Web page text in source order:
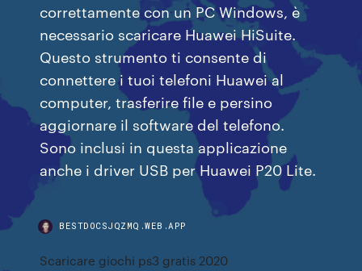
correttamente con un PC Windows, è
necessario scaricare Huawei HiSuite.
Questo strumento ti consente di
connettere i tuoi telefoni Huawei al
computer, trasferire file e persino
aggiornare il software del telefono.
Sono inclusi in questa applicazione
anche i driver USB per Huawei P20 Lite.
BESTDOCSJQZMQ.WEB.APP
Scaricare giochi ps3 gratis 2020